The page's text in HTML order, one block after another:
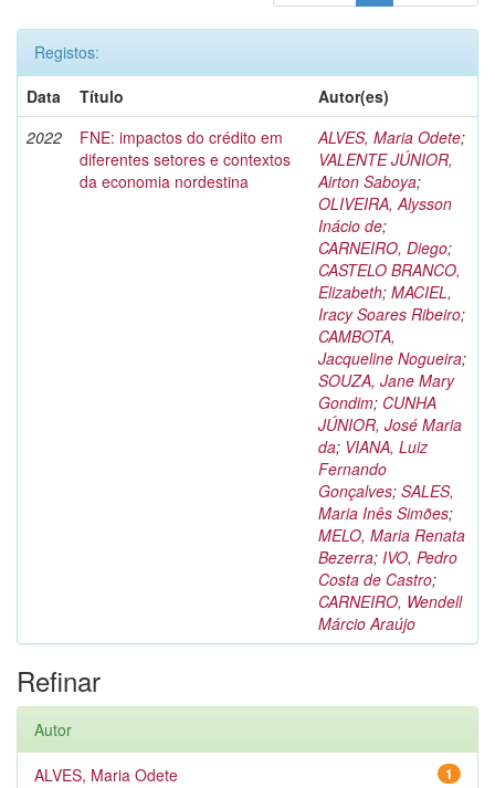
Registos:
Data
Título
Autor(es)
2022
FNE: impactos do crédito em
diferentes setores e contextos
da economia nordestina
ALVES, Maria Odete;
VALENTE JÚNIOR,
Airton Saboya;
OLIVEIRA, Alysson
Inácio de;
CARNEIRO, Diego;
CASTELO BRANCO,
Elizabeth; MACIEL,
Iracy Soares Ribeiro;
CAMBOTA,
Jacqueline Nogueira;
SOUZA, Jane Mary
Gondim; CUNHA
JÚNIOR, José Maria
da; VIANA, Luiz
Fernando
Gonçalves; SALES,
Maria Inês Simões;
MELO, Maria Renata
Bezerra; IVO, Pedro
Costa de Castro;
CARNEIRO, Wendell
Márcio Araújo
Refinar
Autor
1
ALVES, Maria Odete